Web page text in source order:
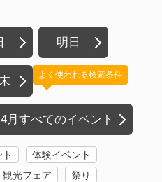
明日
4月すべてのイベント
よく使われる検索条件
体験イベント
光フェア
祭り